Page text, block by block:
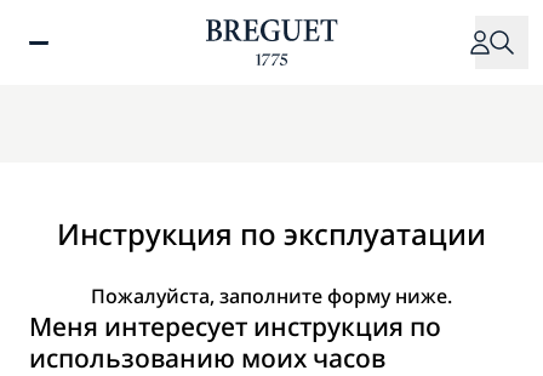
Инструкция по эксплуатации
Пожалуйста, заполните форму ниже.
Меня интересует инструкция по
использованию моих часов